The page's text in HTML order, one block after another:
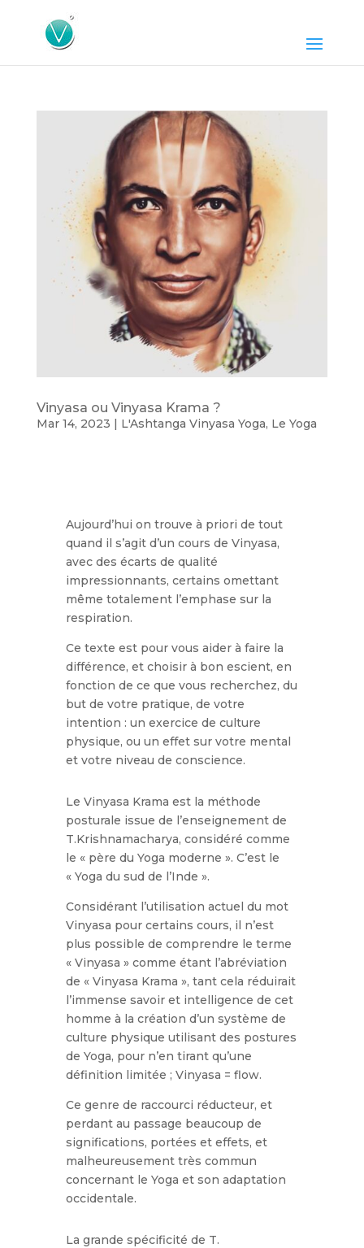
Vinyasa ou Vinyasa Krama ?
Mar 14, 2023 | L'Ashtanga Vinyasa Yoga, Le Yoga
Aujourd’hui on trouve à priori de tout
quand il s’agit d’un cours de Vinyasa,
avec des écarts de qualité
impressionnants, certains omettant
même totalement l’emphase sur la
respiration.
Ce texte est pour vous aider à faire la
différence, et choisir à bon escient, en
fonction de ce que vous recherchez, du
but de votre pratique, de votre
intention : un exercice de culture
physique, ou un effet sur votre mental
et votre niveau de conscience.
Le Vinyasa Krama est la méthode
posturale issue de l’enseignement de
T.Krishnamacharya, considéré comme
le « père du Yoga moderne ». C’est le
« Yoga du sud de l’Inde ».
Considérant l’utilisation actuel du mot
Vinyasa pour certains cours, il n’est
plus possible de comprendre le terme
« Vinyasa » comme étant l’abréviation
de « Vinyasa Krama », tant cela réduirait
l’immense savoir et intelligence de cet
homme à la création d’un système de
culture physique utilisant des postures
de Yoga, pour n’en tirant qu’une
définition limitée ; Vinyasa = flow.
Ce genre de raccourci réducteur, et
perdant au passage beaucoup de
significations, portées et effets, et
malheureusement très commun
concernant le Yoga et son adaptation
occidentale.
La grande spécificité de T.